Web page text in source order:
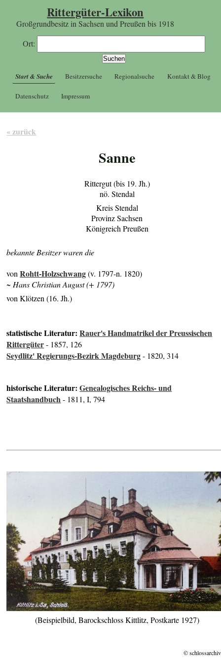
Rittergüter-Lexikon
Großgrundbesitz in Sachsen und Preußen bis 1918
Ort:
Start & Suche Besitzersuche Regionalsuche Kontakt & Blog
Datenschutz Impressum
« zurück
Sanne
Rittergut (bis 19. Jh.)
nö. Stendal
Kreis Stendal
Provinz Sachsen
Königreich Preußen
bekannte Besitzer waren die
vonRohtt-Holzschwang(v. 1797-n. 1820)
~ Hans Christian August (+ 1797)
von Klötzen (16. Jh.)
statistische Literatur:Rauer's Handmatrikel der Preussischen
Rittergüter- 1857, 126
Seydlitz' Regierungs-Bezirk Magdeburg- 1820, 314
historische Literatur:Genealogisches Reichs- und
Staatshandbuch- 1811, I, 794
(Beispielbild, Barockschloss Kittlitz, Postkarte 1927)
©